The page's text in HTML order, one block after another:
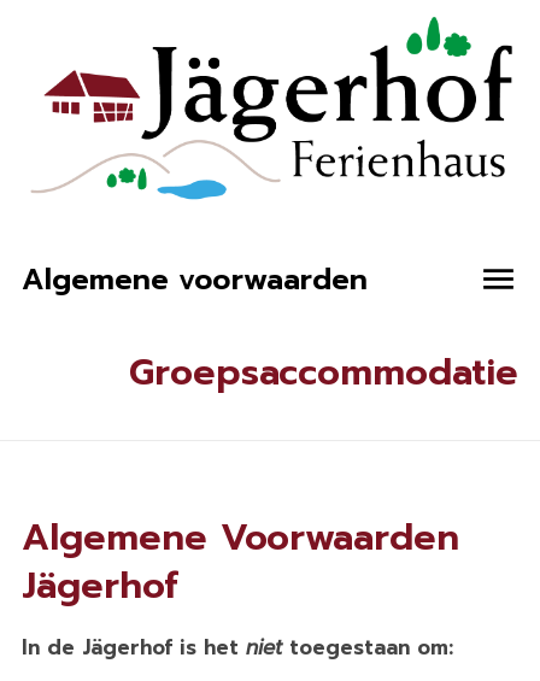
Algemene voorwaarden menu
Groepsaccommodatie
Algemene Voorwaarden
Jägerhof
In de Jägerhof is het niettoegestaan om: